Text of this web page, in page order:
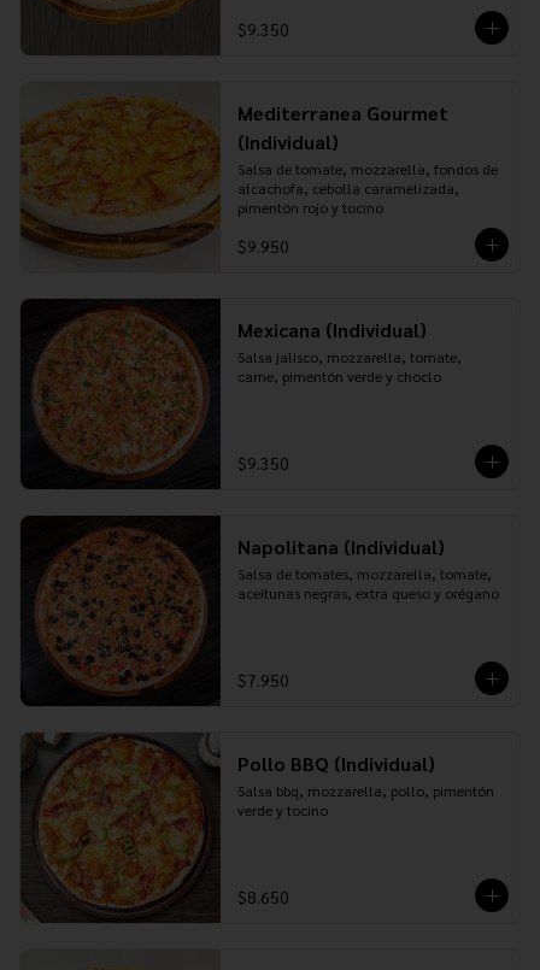
$9.350
Mediterranea Gourmet
(Individual)
Salsa de tomate, mozzarella, fondos de
alcachofa, cebolla caramelizada,
pimentón rojo y tocino
$9.950
Mexicana (Individual)
Salsa jalisco, mozzarella, tomate,
carne, pimentón verde y choclo
$9.350
Napolitana (Individual)
Salsa de tomates, mozzarella, tomate,
aceitunas negras, extra queso y orégano
$7.950
Pollo BBQ (Individual)
Salsa bbq, mozzarella, pollo, pimentón
verde y tocino
$8.650